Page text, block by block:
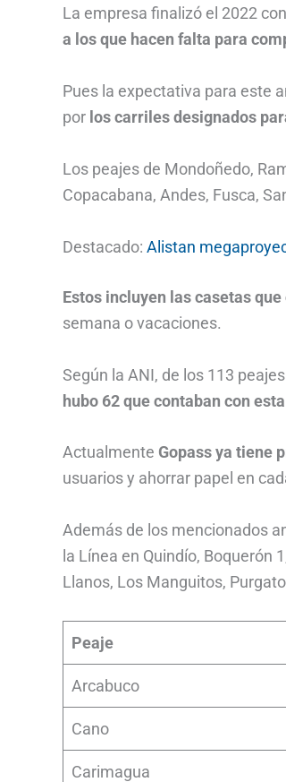
La empresa finalizó el 2022
a los que hacen falta para
Pues la expectativa para este
por los carriles designados
Los peajes de Mondoñedo,
Copacabana, Andes, Fusca,
Destacado: Alistan
Estos incluyen las casetas
semana o vacaciones.
Según la ANI, de los 113
hubo 62 que contaban con
Actualmente Gopass ya tiene
usuarios y ahorrar papel en
Además de los mencionados
la Línea en Quindío, Boquerón
Llanos, Los Manguitos,
Peaje
Arcabuco
Cano
Carimagua